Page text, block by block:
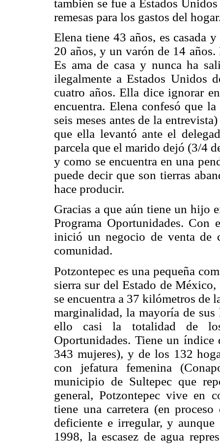
también se fue a Estados
remesas para los gastos del
Elena tiene 43 años, es casada
20 años, y un varón de 14
Es ama de casa y nunca ha
ilegalmente a Estados Unidos
cuatro años. Ella dice ignorar
encuentra. Elena confesó que
seis meses antes de la
que ella levantó ante el
parcela que el marido dejó (3/4
y como se encuentra en una
puede decir que son tierras
hace producir.
Gracias a que aún tiene un hijo
Programa Oportunidades. Con
inició un negocio de venta de
comunidad.
Potzontepec es una pequeña
sierra sur del Estado de
se encuentra a 37 kilómetros de
marginalidad, la mayoría de
ello casi la totalidad de
Oportunidades. Tiene un
343 mujeres), y de los 132
con jefatura femenina
municipio de Sultepec que
general, Potzontepec vive en
tiene una carretera (en
deficiente e irregular, y
1998, la escasez de agua